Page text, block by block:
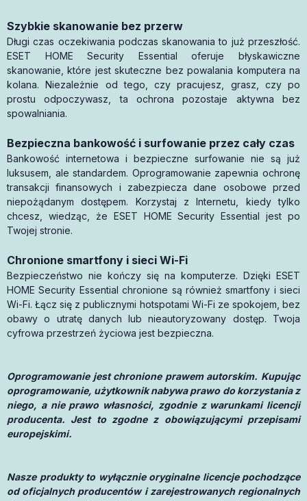
Szybkie skanowanie bez przerw
Długi czas oczekiwania podczas skanowania to już przeszłość.
ESET HOME Security Essential oferuje błyskawiczne
skanowanie, które jest skuteczne bez powalania komputera na
kolana. Niezależnie od tego, czy pracujesz, grasz, czy po
prostu odpoczywasz, ta ochrona pozostaje aktywna bez
spowalniania.
Bezpieczna bankowość i surfowanie przez cały czas
Bankowość internetowa i bezpieczne surfowanie nie są już
luksusem, ale standardem. Oprogramowanie zapewnia ochronę
transakcji finansowych i zabezpiecza dane osobowe przed
niepożądanym dostępem. Korzystaj z Internetu, kiedy tylko
chcesz, wiedząc, że ESET HOME Security Essential jest po
Twojej stronie.
Chronione smartfony i sieci Wi-Fi
Bezpieczeństwo nie kończy się na komputerze. Dzięki ESET
HOME Security Essential chronione są również smartfony i sieci
Wi-Fi. Łącz się z publicznymi hotspotami Wi-Fi ze spokojem, bez
obawy o utratę danych lub nieautoryzowany dostęp. Twoja
cyfrowa przestrzeń życiowa jest bezpieczna.
Oprogramowanie jest chronione prawem autorskim. Kupując
oprogramowanie, użytkownik nabywa prawo do korzystania z
niego, a nie prawo własności, zgodnie z warunkami licencji
producenta. Jest to zgodne z obowiązującymi przepisami
europejskimi.
Nasze produkty to wyłącznie oryginalne licencje pochodzące
od oficjalnych producentów i zarejestrowanych regionalnych